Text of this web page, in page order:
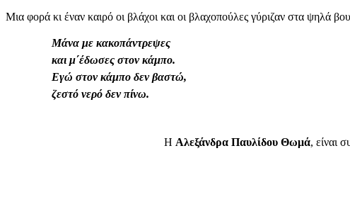
Μια φορά κι έναν καιρό οι βλάχοι και οι βλαχοπούλες γύριζαν στα ψηλά
Μάνα με κακοπάντρεψες
και μ΄έδωσες στον κάμπο.
Εγώ στον κάμπο δεν βαστώ,
ζεστό νερό δεν πίνω.
H Αλεξάνδρα Παυλίδου Θωμά, είναι